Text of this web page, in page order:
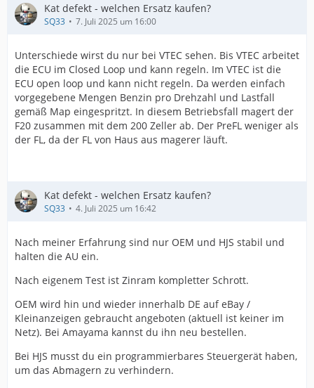
Kat defekt - welchen Ersatz kaufen?
SQ33 7. Juli 2025 um 16:00
Unterschiede wirst du nur bei VTEC sehen. Bis VTEC arbeitet
die ECU im Closed Loop und kann regeln. Im VTEC ist die
ECU open loop und kann nicht regeln. Da werden einfach
vorgegebene Mengen Benzin pro Drehzahl und Lastfall
gemäß Map eingespritzt. In diesem Betriebsfall magert der
F20 zusammen mit dem 200 Zeller ab. Der PreFL weniger als
der FL, da der FL von Haus aus magerer läuft.
Kat defekt - welchen Ersatz kaufen?
SQ33 4. Juli 2025 um 16:42
Nach meiner Erfahrung sind nur OEM und HJS stabil und
halten die AU ein.
Nach eigenem Test ist Zinram kompletter Schrott.
OEM wird hin und wieder innerhalb DE auf eBay /
Kleinanzeigen gebraucht angeboten (aktuell ist keiner im
Netz). Bei Amayama kannst du ihn neu bestellen.
Bei HJS musst du ein programmierbares Steuergerät haben,
um das Abmagern zu verhindern.